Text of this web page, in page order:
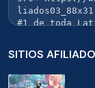
SITIOS